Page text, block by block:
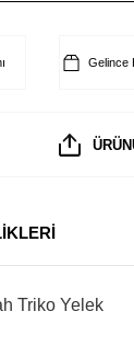
Gelince
Triko Yelek